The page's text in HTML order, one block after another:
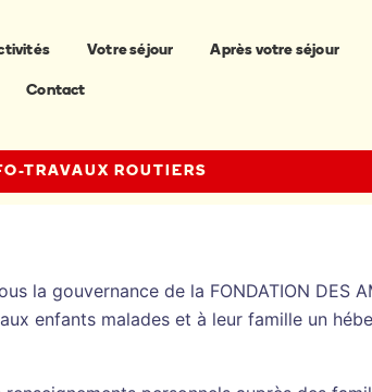
Votre séjour Après votre séjour
Contact
TRAVAUX ROUTIERS
la gouvernance de la FONDATION DES
enfants malades et à leur famille un